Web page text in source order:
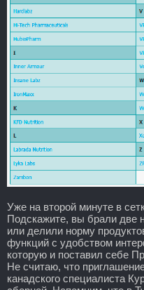
Уже на второй минуте в
Подскажите, вы брали две
или делили норму
функций с удобством
которую и поставил себе
Не считаю, что
канадского специалиста